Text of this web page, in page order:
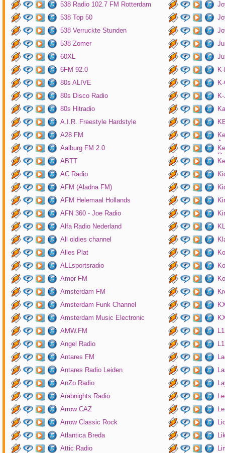
538 Radio 102.7 FM Rotterdam
538 Top 50
538 Verruckte Stunden
538 Zomer
60XL
6FM 92.0
80s ALIVE
80s Disco Radio
80s Hitradio
A.I.R. Freestyle Hardstyle
A28 FM
Aalburg FM 2.0
ABTT
AC Radio
AFM (Aladna FM)
AFM Helemaal Hollands
AFN 360 - Joe Radio
Alfa Radio Nederland
All oldies channel
Alles Plat
ALLsportsradio
Amor FM
Amsterdam FM
Amsterdam Funk Channel
Amsterdam Music Electronic
AMW.FM
Angel Radio
Antares FM
Antares Radio Leiden
AnZo Radio
Arabnights Radio
Arrow CAZ
Arrow Classic Rock
Atlantica Breda
Attic Radio